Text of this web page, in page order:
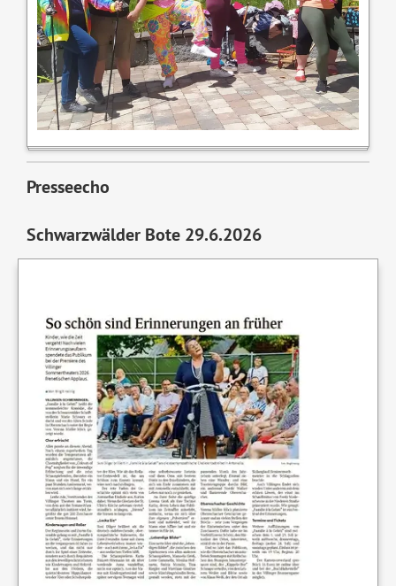
Presseecho
Schwarzwälder Bote 29.6.2026